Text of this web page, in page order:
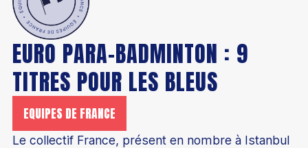
EURO PARA-BADMINTON : 9
TITRES POUR LES BLEUS
EQUIPES DE FRANCE
Le collectif France, présent en nombre à Istanbul